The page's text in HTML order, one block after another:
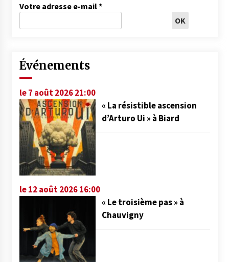
Votre adresse e-mail*
Événements
le 7 août 2026 21:00
« La résistible ascension
d’Arturo Ui » à Biard
le 12 août 2026 16:00
« Le troisième pas » à
Chauvigny